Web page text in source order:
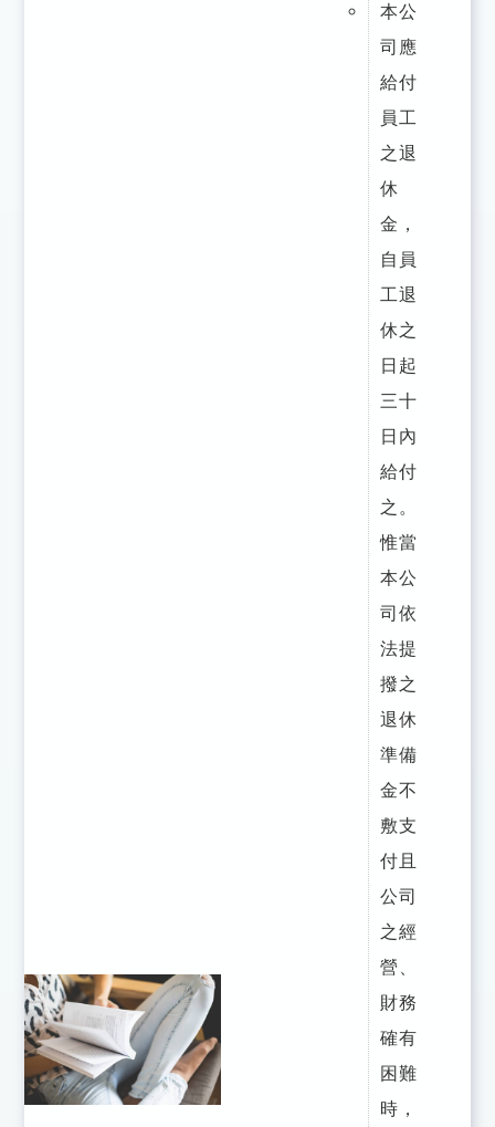
本公
司應
給付
員工
之退
休
金，
自員
工退
休之
日起
三十
日內
給付
之。
惟當
本公
司依
法提
撥之
退休
準備
金不
敷支
付且
公司
之經
營、
財務
確有
困難
時，